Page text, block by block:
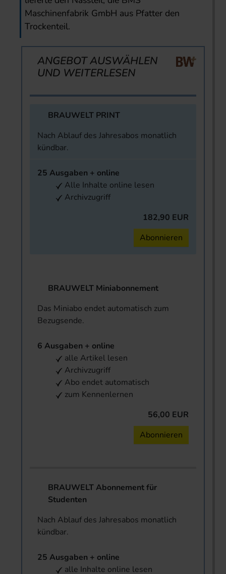
Maschinenfabrik GmbH aus Pfatter den
Trockenteil.
ANGEBOT AUSWÄHLEN
UND WEITERLESEN
BRAUWELT PRINT
Nach Ablauf des Jahresabos monatlich
kündbar.
25 Ausgaben + online
Alle Inhalte online lesen
Archivzugriff
182,90 EUR
Abonnieren
BRAUWELT Miniabonnement
Das Miniabo endet automatisch zum
Bezugsende.
6 Ausgaben + online
alle Artikel lesen
Archivzugriff
Abo endet automatisch
zum Kennenlernen
56,00 EUR
Abonnieren
BRAUWELT Abonnement für
Studenten
Nach Ablauf des Jahresabos monatlich
kündbar.
25 Ausgaben + online
alle Inhalte online lesen